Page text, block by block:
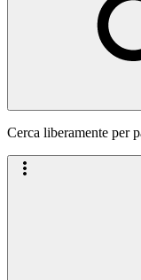
Cerca liberamente per